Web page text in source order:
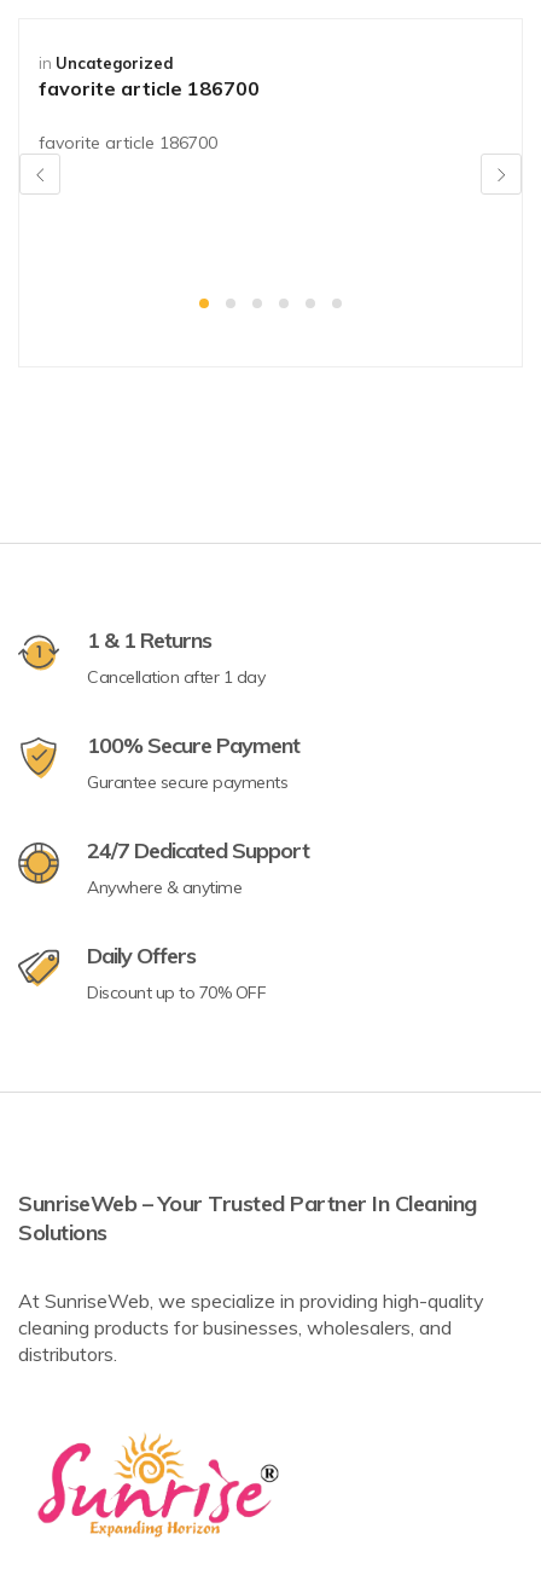
in Uncategorized
favorite article 186700
favorite article 186700
1 & 1 Returns
Cancellation after 1 day
100% Secure Payment
Gurantee secure payments
24/7 Dedicated Support
Anywhere & anytime
Daily Offers
Discount up to 70% OFF
SunriseWeb – Your Trusted Partner In Cleaning
Solutions
At SunriseWeb, we specialize in providing high-quality
cleaning products for businesses, wholesalers, and
distributors.